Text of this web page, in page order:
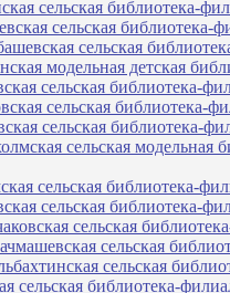
сельская библиотека-
сельская библиотека-
сельская
модельная детская
сельская библиотека-
сельская библиотека-
сельская библиотека-
сельская модельная
сельская библиотека-
сельская библиотека-
сельская
сельская
сельская
сельская библиотека-